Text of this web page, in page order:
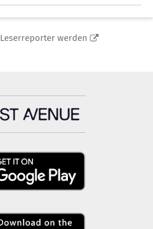
Leserreporter werden